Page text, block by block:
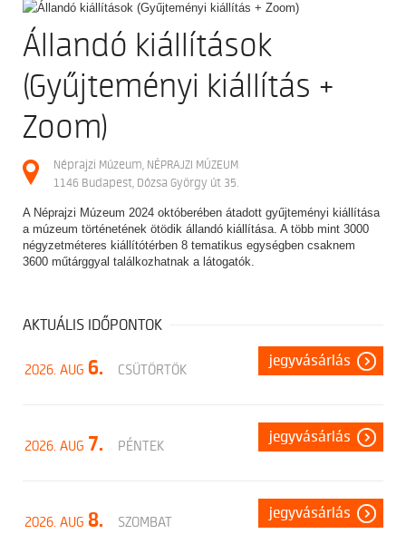
Állandó kiállítások
(Gyűjteményi kiállítás +
Zoom)
Néprajzi Múzeum, NÉPRAJZI MÚZEUM
1146 Budapest, Dózsa György út 35.
A Néprajzi Múzeum 2024 októberében átadott gyűjteményi kiállítása
a múzeum történetének ötödik állandó kiállítása. A több mint 3000
négyzetméteres kiállítótérben 8 tematikus egységben csaknem
3600 műtárggyal találkozhatnak a látogatók.
AKTUÁLIS IDŐPONTOK
2026. AUG 6. CSÜTÖRTÖK
jegyvásárlás
2026. AUG 7. PÉNTEK
jegyvásárlás
2026. AUG 8. SZOMBAT
jegyvásárlás